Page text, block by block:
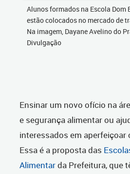
Alunos formados na Escola Dom
estão colocados no mercado de
Na imagem, Dayane Avelino do
Divulgação
Ensinar um novo ofício na
e segurança alimentar ou
interessados em aperfeiçoar
Essa é a proposta das
Alimentarda Prefeitura, que